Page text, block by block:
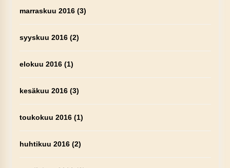
marraskuu 2016(3)
syyskuu 2016(2)
elokuu 2016(1)
kesäkuu 2016(3)
toukokuu 2016(1)
huhtikuu 2016(2)